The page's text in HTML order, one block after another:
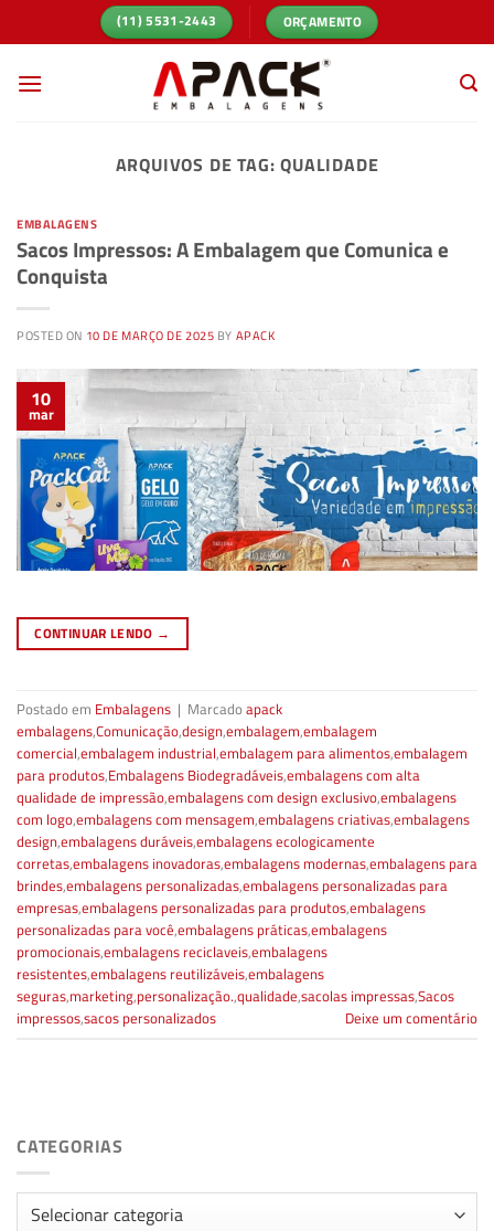
to
(11) 5531-2443 ORÇAMENTO
ARQUIVOS DE TAG:QUALIDADE
EMBALAGENS
Sacos Impressos: A Embalagem que Comunica e
Conquista
POSTED ON 10 DE MARÇO DE 2025 BY APACK
10
mar
CONTINUAR LENDO →
Postado em Embalagens | Marcadoapack
embalagens,Comunicação,design,embalagem,embalagem
comercial,embalagem industrial,embalagem para alimentos,embalagem
para produtos,Embalagens Biodegradáveis,embalagens com alta
qualidade de impressão,embalagens com design exclusivo,embalagens
com logo,embalagens com mensagem,embalagens criativas,embalagens
design,embalagens duráveis,embalagens ecologicamente
corretas,embalagens inovadoras,embalagens modernas,embalagens para
brindes,embalagens personalizadas,embalagens personalizadas para
empresas,embalagens personalizadas para produtos,embalagens
personalizadas para você,embalagens práticas,embalagens
promocionais,embalagens reciclaveis,embalagens
resistentes,embalagens reutilizáveis,embalagens
seguras,marketing,personalização.,qualidade,sacolas impressas,Sacos
impressos,sacos personalizados Deixe um comentário
CATEGORIAS
Categorias